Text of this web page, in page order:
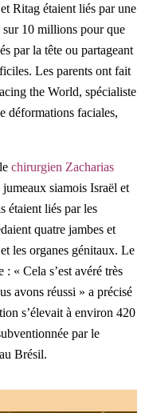
Ritag étaient liés par une
10 millions pour que
par la tête ou partageant
Les parents ont fait
the World, spécialiste
déformations faciales,
chirurgien Zacharias
siamois Israël et
étaient liés par les
quatre jambes et
les organes génitaux. Le
« Cela s’est avéré très
avons réussi » a précisé
s’élevait à environ 420
par le
Brésil.